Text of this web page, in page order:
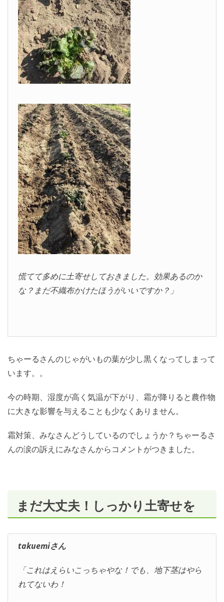
慌てて多めに土寄せしておきました。効果あるのか
な？まだ不織布かけたほうがいいですか？」
ちゃーるさんのじゃがいもの葉が少し黒くなってしまって
います。。
今の時期、湿度が高く気温が下がり、霜が降りると農作物
に大きな影響を与えることも少なくありません。
霜対策、みなさんどうしているのでしょうか？ちゃーるさ
んの涙の訴えにみなさんからコメントがつきました。
まだ大丈夫！しっかり土寄せを
takuemiさん
「これはえらいこっちゃやな！でも、地下茎はやら
れてないわ！